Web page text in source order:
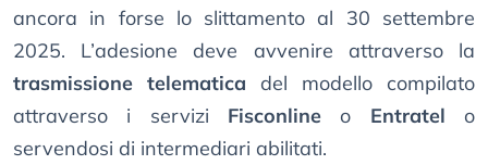
ancora in forse lo slittamento al 30 settembre
2025. L’adesione deve avvenire attraverso la
trasmissione telematica del modello compilato
attraverso i servizi Fisconline o Entratel o
servendosi di intermediari abilitati.